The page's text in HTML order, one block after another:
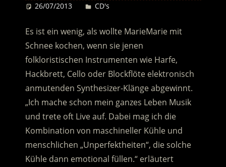
26/07/2013 Desiree
CD's
Es ist ein wenig, als wollte MarieMarie mit
Schnee kochen, wenn sie jenen
folkloristischen Instrumenten wie Harfe,
Hackbrett, Cello oder Blockflöte elektronisch
anmutenden Synthesizer-Klänge abgewinnt.
„Ich mache schon mein ganzes Leben Musik
und trete oft Live auf. Dabei mag ich die
Kombination von maschineller Kühle und
menschlichen „Unperfektheiten“, die solche
Kühle dann emotional füllen.“ erläutert